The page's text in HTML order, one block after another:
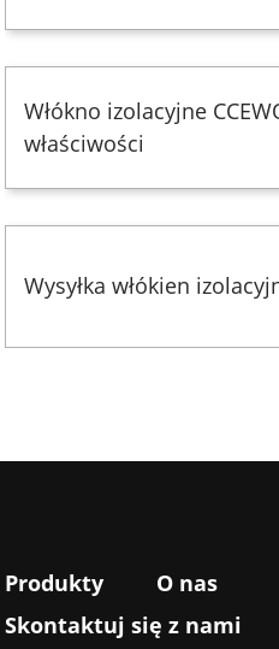
Włókno izolacyjne
właściwości
Wysyłka włókien
Produkty
O nas
Skontaktuj się z nami